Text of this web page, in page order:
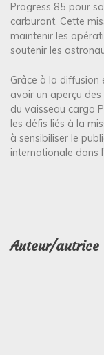
Progress 85 pour
carburant. Cette
maintenir les
soutenir les
Grâce à la diffusion
avoir un aperçu
du vaisseau cargo
les défis liés à la
à sensibiliser le
internationale dans
Auteur/autrice